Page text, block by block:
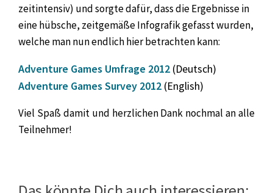
zeitintensiv) und sorgte dafür, dass die Ergebnisse in
eine hübsche, zeitgemäße Infografik gefasst wurden,
welche man nun endlich hier betrachten kann:
Adventure Games Umfrage 2012 (Deutsch)
Adventure Games Survey 2012 (English)
Viel Spaß damit und herzlichen Dank nochmal an alle
Teilnehmer!